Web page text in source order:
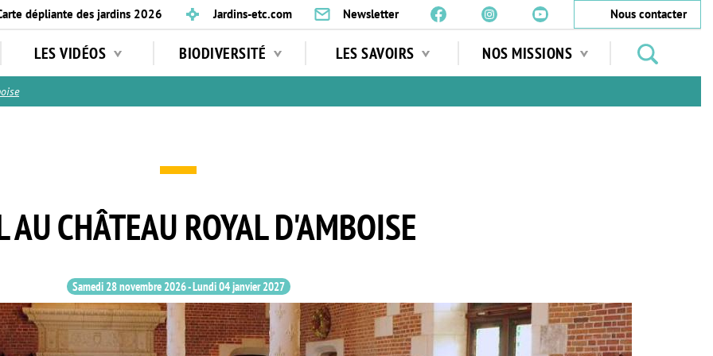
dépliante des jardins 2026 Jardins-etc.com Newsletter
Nous contacter
LES VIDÉOS BIODIVERSITÉ LES SAVOIRS NOS MISSIONS
jardins
AU CHÂTEAU ROYAL D'AMBOISE
Samedi 28 novembre 2026-Lundi 04 janvier 2027